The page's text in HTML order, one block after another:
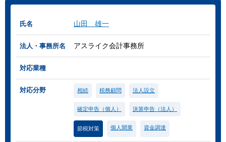
氏名 山田 雄一
法人・事務所名 アスライク会計事務所
対応業種
対応分野 相続 税務顧問 法人設立
確定申告（個人） 決算申告（法人）
節税対策 個人開業 資金調達